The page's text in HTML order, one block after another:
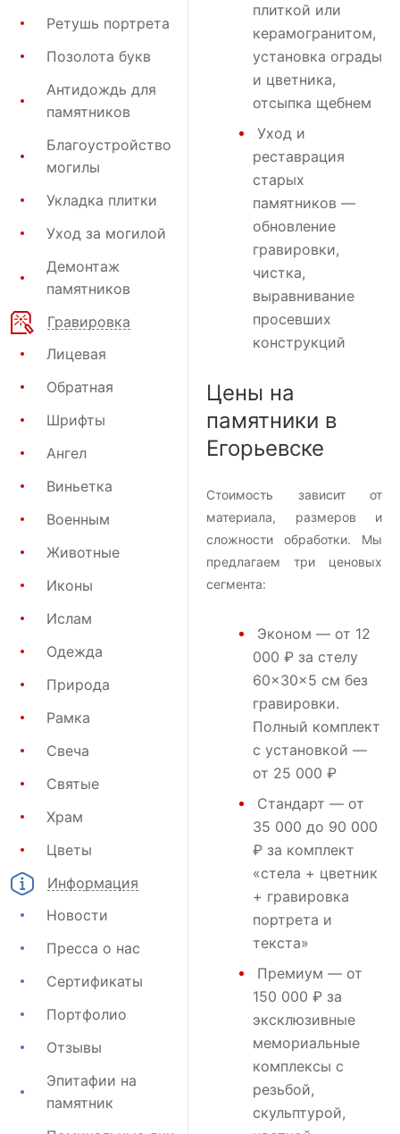
Ретушь портрета
Позолота букв
Антидождь для
памятников
Благоустройство
могилы
Укладка плитки
Уход за могилой
Демонтаж
памятников
Гравировка
Лицевая
Обратная
Шрифты
Ангел
Виньетка
Военным
Животные
Иконы
Ислам
Одежда
Природа
Рамка
Свеча
Святые
Храм
Цветы
Информация
Новости
Пресса о нас
Сертификаты
Портфолио
Отзывы
Эпитафии на
памятник
плиткой или
керамогранитом,
установка ограды
и цветника,
отсыпка щебнем
Уход и
реставрация
старых
памятников —
обновление
гравировки,
чистка,
выравнивание
просевших
конструкций
Цены на
памятники в
Егорьевске
Стоимость зависит от
материала, размеров и
сложности обработки. Мы
предлагаем три ценовых
сегмента:
Эконом — от 12
000 ₽ за стелу
60×30×5 см без
гравировки.
Полный комплект
с установкой —
от 25 000 ₽
Стандарт — от
35 000 до 90 000
₽ за комплект
«стела + цветник
+ гравировка
портрета и
текста»
Премиум — от
150 000 ₽ за
эксклюзивные
мемориальные
комплексы с
резьбой,
скульптурой,